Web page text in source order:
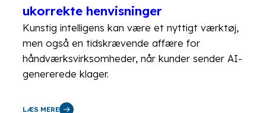
ukorrekte henvisninger
Kunstig intelligens kan være et nyttigt værktøj,
men også en tidskrævende affære for
håndværksvirksomheder, når kunder sender AI-
genererede klager.
LÆS MERE